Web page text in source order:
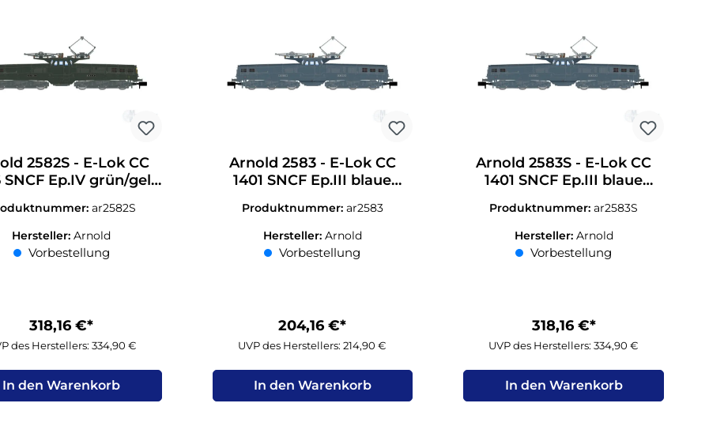
2582S - E-Lok CC
SNCF Ep.IV grün/gelb
ar2582S
Hersteller:Arnold
Vorbestellung
318,16 €*
des Herstellers: 334,90 €
In den Warenkorb
Arnold 2583 - E-Lok CC
1401 SNCF Ep.III blaue
Produktnummer: ar2583
Hersteller: Arnold
Vorbestellung
204,16 €*
UVP des Herstellers: 214,90 €
In den Warenkorb
Arnold 2583S - E-Lok CC
1401 SNCF Ep.III blaue
Produktnummer:ar2583S
Hersteller: Arnold
Vorbestellung
318,16 €*
UVP des Herstellers: 334,90 €
In den Warenkorb